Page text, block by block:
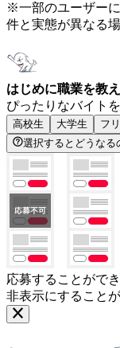
※一部のユーザー
件と実態が異なる
はじめに職業を教
ぴったりなバイト
高校生 大学生 フ
選択するとどうなる
応募することがで
非表示にすること